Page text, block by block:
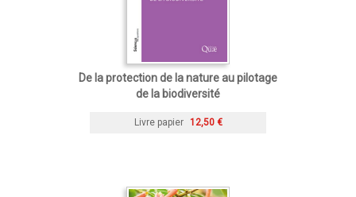
De la protection de la nature au pilotage
de la biodiversité
Livre papier 12,50 €